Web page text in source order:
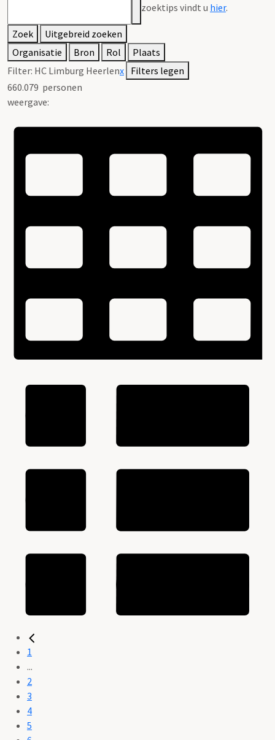
zoektips vindt u hier.
Zoek
Uitgebreid zoeken
Organisatie
Bron Rol
Plaats
Filter: HC Limburg Heerlenx Filters legen
660.079 personen
weergave:
1
...
2
3
4
5